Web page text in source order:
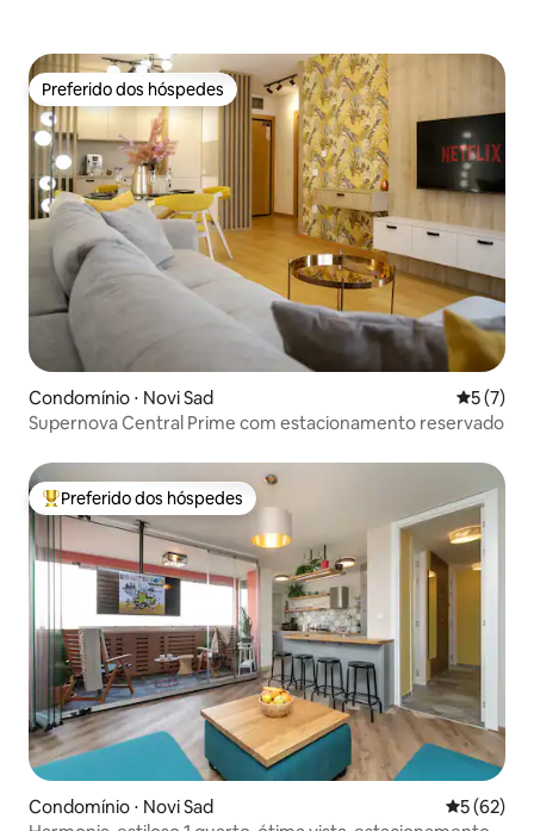
Preferido dos hóspedes
Preferido dos hóspedes
Condomínio ⋅ Novi Sad 5 de
5 (7)
Supernova Central Prime com estacionamento reservado
Entre os melhores preferidos dos hóspedes
Preferido dos hóspedes
Condomínio ⋅ Novi Sad 5 de uma
5 (62)